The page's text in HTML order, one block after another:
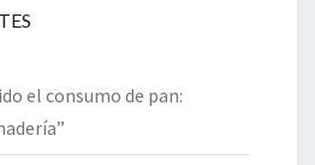
el consumo de pan: